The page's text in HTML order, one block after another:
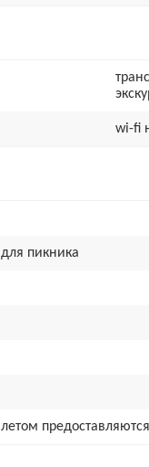
wi-fi
для пикника
летом